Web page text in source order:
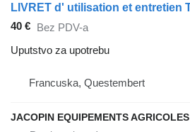
40 € Bez PDV-a
Uputstvo za upotrebu
Francuska, Questembert
JACOPIN EQUIPEMENTS AGRICOLES